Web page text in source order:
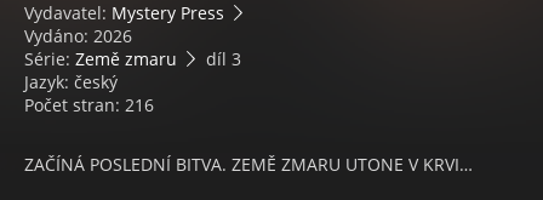
Vydavatel: Mystery Press
Vydáno: 2026
Série: Země zmaru
díl 3
Jazyk: český
Počet stran: 216
ZAČÍNÁ POSLEDNÍ BITVA. ZEMĚ ZMARU UTONE V KRVI…